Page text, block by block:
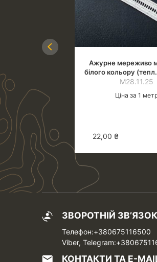
Previous
см
метр
Додати в
кошик
Ажурне мереживо
білого кольору
ширина 1.4 см
М28.11.25
Ціна за 1
22,00 ₴
ЗВОРОТНІЙ ЗВ’ЯЗОК
Телефон:+380675116500
Viber,
КОНТАКТИ ТА Е-